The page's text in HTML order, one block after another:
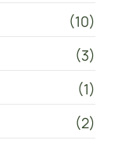
(10)
(3)
(1)
(2)